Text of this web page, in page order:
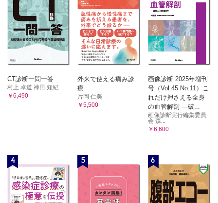
CT診断一問一答
村上 卓道 神田 知紀
￥6,490
外来で使える痛み診
療
片岡 仁美
￥5,500
画像診断 2025年増刊
号（Vol.45 No.11）こ
れだけ押さえる全身
の血管解剖 ―破...
画像診断実行編集委員
会 森...
￥6,600
4 5 6